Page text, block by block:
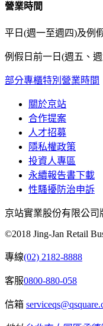
營業時間
平日(週一至週四)及例
例假日前一日(週五、
部分專櫃特別營業時間
關於京站
合作提案
人才招募
隱私權政策
投資人專區
永續報告書下載
性騷擾防治申訴
京站實業股份有限公司
©2018 Jing-Jan Retail
專線(02) 2182-8888
客服0800-880-058
信箱